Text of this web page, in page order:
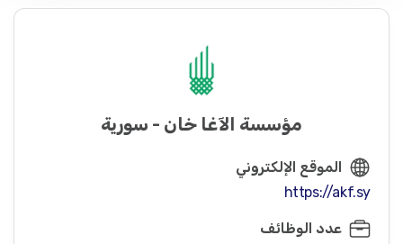
مؤسسة الآغا خان - سورية
الموقع الإلكتروني
https://akf.sy
عدد الوظائف